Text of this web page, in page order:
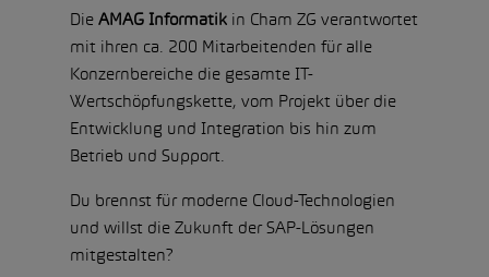
Die AMAG Informatik in Cham ZG verantwortet
mit ihren ca. 200 Mitarbeitenden für alle
Konzernbereiche die gesamte IT-
Wertschöpfungskette, vom Projekt über die
Entwicklung und Integration bis hin zum
Betrieb und Support.
Du brennst für moderne Cloud-Technologien
und willst die Zukunft der SAP-Lösungen
mitgestalten?